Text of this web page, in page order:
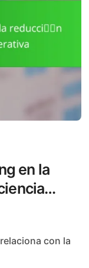
en la